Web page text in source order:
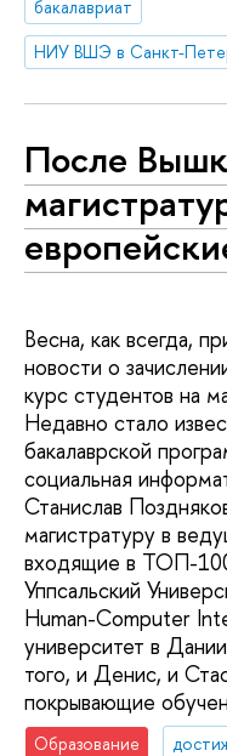
бакалавриат
НИУ ВШЭ в Санкт-
После
Весна, как всегда,
новости о
курс студентов на
Недавно стало
бакалаврской
социальная
Станислав
магистратуру в
входящие в ТОП-
Уппсальский
Human-Computer
университет в
того, и Денис, и
покрывающие
Образование